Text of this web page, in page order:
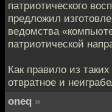
патриотического
предложил
ведомства
патриотической
Как правило из
отвратное и
oneq »